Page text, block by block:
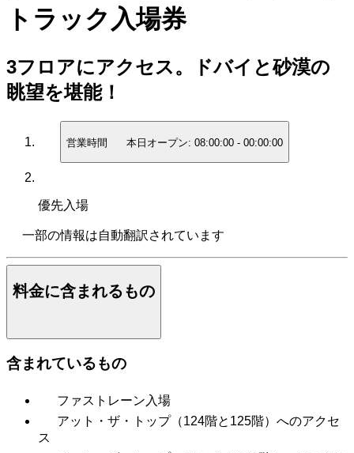
トラック入場券
3フロアにアクセス。ドバイと砂漠の
眺望を堪能！
営業時間 本日オープン: 08:00:00 - 00:00:00
優先入場
一部の情報は自動翻訳されています
料金に含まれるもの
含まれているもの
ファストレーン入場
アット・ザ・トップ（124階と125階）へのアクセ
ス